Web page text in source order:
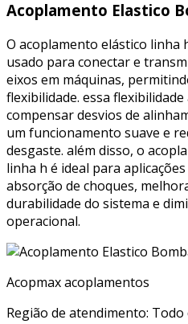
Acoplamento Elastico
O acoplamento elástico linha
usado para conectar e
eixos em máquinas,
flexibilidade. essa flexibilidade
compensar desvios de
um funcionamento suave e
desgaste. além disso, o
linha h é ideal para
absorção de choques,
durabilidade do sistema e
operacional.
Acopmax acoplamentos
Região de atendimento: Todo